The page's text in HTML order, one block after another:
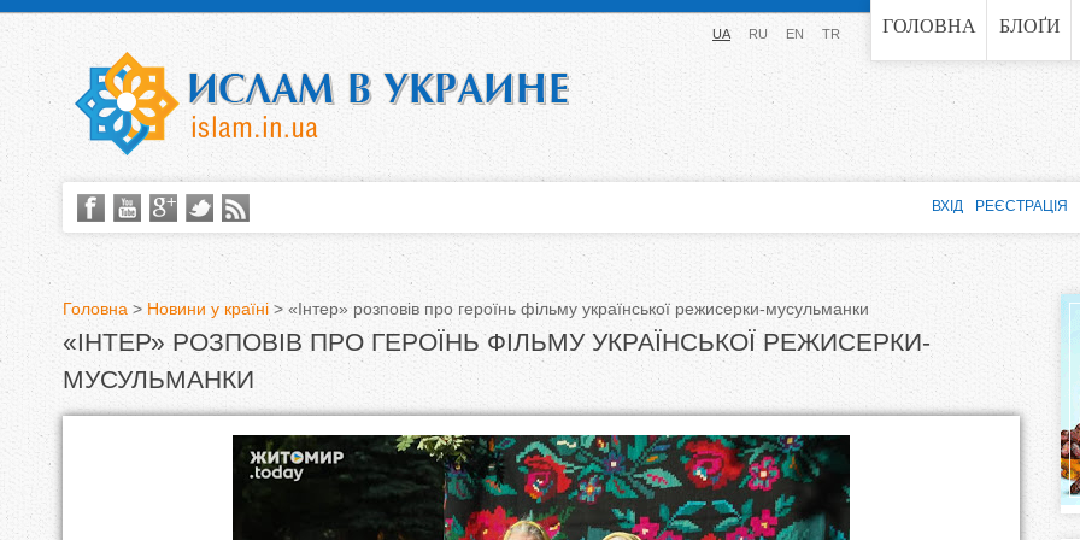
Jump to navigation ГОЛОВНА БЛОҐИ
UA RU EN TR
В
и
Головна > Новини у країні > «Інтер» розповів про героїнь фільму української режисерки-мусульманки
«ІНТЕР» РОЗПОВІВ ПРО ГЕРОЇНЬ ФІЛЬМУ УКРАЇНСЬКОЇ РЕЖИСЕРКИ-
МУСУЛЬМАНКИ
ВХІД РЕЄСТРАЦІЯ